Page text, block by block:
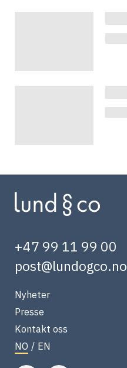
+47 99 11 99 00
post@lundogco.no
Nyheter
Presse
Kontakt oss
NO / EN